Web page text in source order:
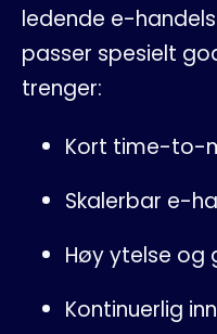
ledende e-
passer spesielt
trenger:
Kort time-to-
Skalerbar e-
Høy ytelse og
Kontinuerlig